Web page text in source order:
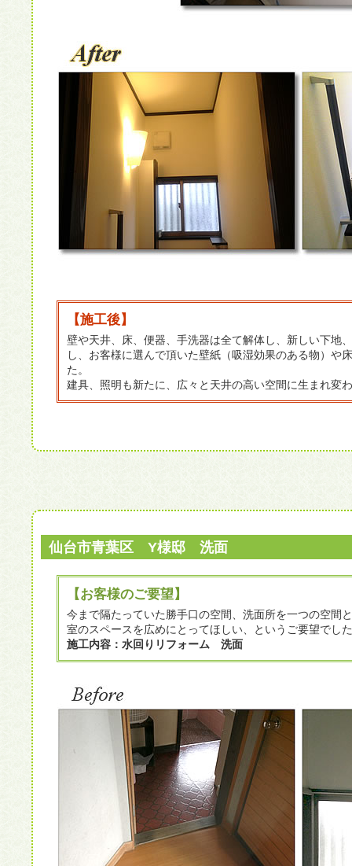
【施工後】
壁や天井、床、便器、手洗器は全て解体し、新しい下地
し、お客様に選んで頂いた壁紙（吸湿効果のある物）や
た。
建具、照明も新たに、広々と天井の高い空間に生まれ変
仙台市青葉区 Y様邸 洗面
【お客様のご要望】
今まで隔たっていた勝手口の空間、洗面所を一つの空間
室のスペースを広めにとってほしい、というご要望でし
施工内容：水回りリフォーム 洗面